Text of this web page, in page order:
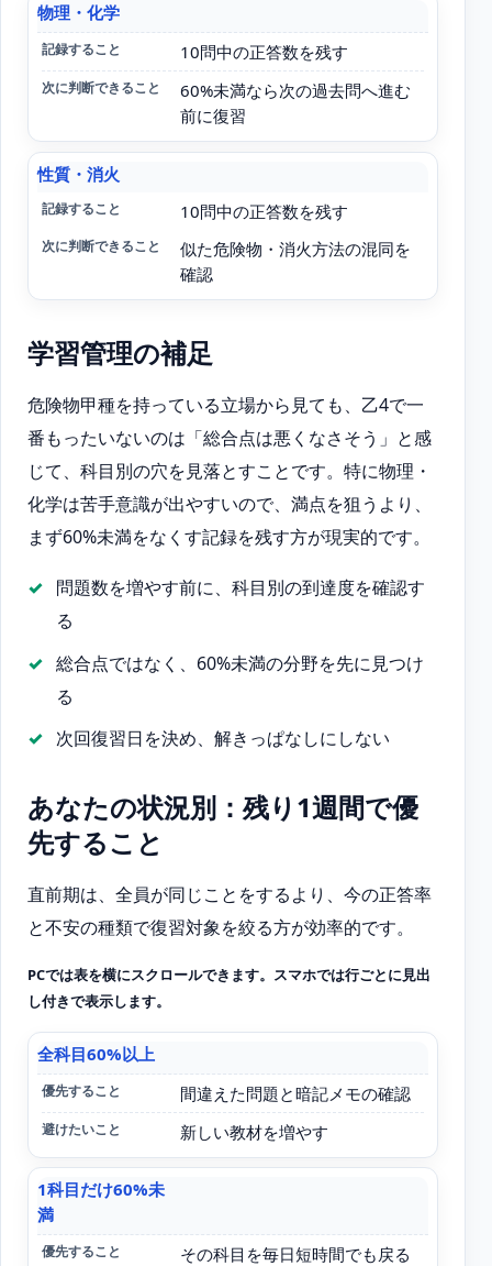
次に判断できること
物理・化学
10問中の正答数を残す
60%未満なら次の過去問へ進む
前に復習
性質・消火
10問中の正答数を残す
似た危険物・消火方法の混同を
確認
学習管理の補足
危険物甲種を持っている立場から見ても、乙4で一
番もったいないのは「総合点は悪くなさそう」と感
じて、科目別の穴を見落とすことです。特に物理・
化学は苦手意識が出やすいので、満点を狙うより、
まず60%未満をなくす記録を残す方が現実的です。
問題数を増やす前に、科目別の到達度を確認す
る
総合点ではなく、60%未満の分野を先に見つけ
る
次回復習日を決め、解きっぱなしにしない
あなたの状況別：残り1週間で優
先すること
直前期は、全員が同じことをするより、今の正答率
と不安の種類で復習対象を絞る方が効率的です。
PCでは表を横にスクロールできます。スマホでは行ごとに見出
し付きで表示します。
状況
全科目60%以上
間違えた問題と暗記メモの確認
新しい教材を増やす
1科目だけ60%未
満
その科目を毎日短時間でも戻る